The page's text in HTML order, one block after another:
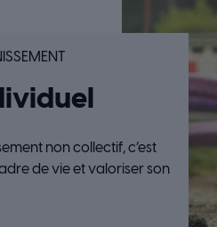
INDIVIDUEL
non collectif, c’est
de vie et valoriser son